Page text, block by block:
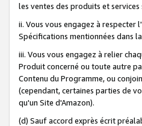
les ventes des produits et services
ii. Vous vous engagez à respecter
Spécifications mentionnées dans
iii. Vous vous engagez à relier
Produit concerné ou toute autre
Contenu du Programme, ou
(cependant, certaines parties de
qu'un Site d'Amazon).
(d) Sauf accord exprès écrit